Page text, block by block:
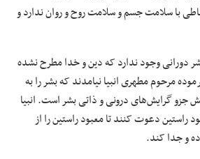
با سلامت جسم و سلامت روح و روان ندارد و
دورانی وجود ندارد که دین و خدا مطرح نشده
مرحوم مطهری انبیا نیامدند که بشر را به
جزوگرایش‌های درونی و ذاتی بشر است. انبیا
راستین دعوت کنند تا معبود راستین را از
و جدا کند.